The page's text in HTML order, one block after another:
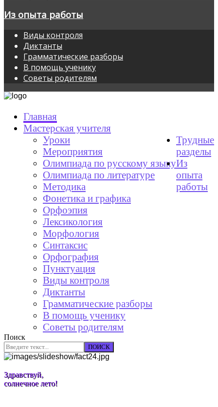
Из опыта работы
Виды контроля
Диктанты
Грамматические разборы
В помощь ученику
Советы родителям
Главная
Мастерская учителя
Уроки
Мероприятия
Олимпиада по русскому языку
Олимпиада по литературе
Методика
Трудные
разделы
Фонетика и графика
Орфоэпия
Лексикология
Морфология
Синтаксис
Орфография
Пунктуация
Из
опыта
работы
Виды контроля
Диктанты
Грамматические разборы
В помощь ученику
Советы родителям
Поиск
ПОИСК
Здравствуй,
солнечное лето!